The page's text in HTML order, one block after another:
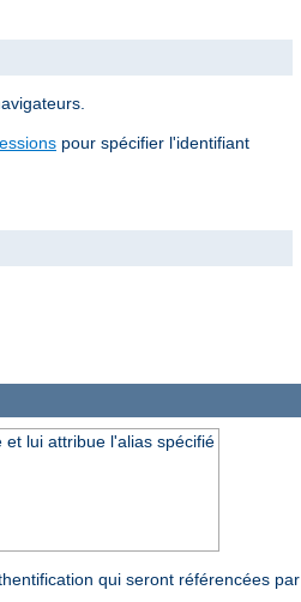
pour spécifier l'identifiant
lui attribue l'alias spécifié
qui seront référencées par